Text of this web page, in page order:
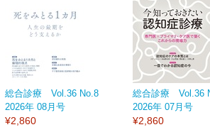
総合診療 Vol.36 No.8
2026年 08月号
¥2,860
総合診療 Vol.36
2026年 07月号
¥2,860